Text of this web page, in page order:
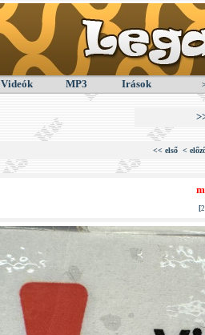
Videók MP3 Irások
<< első <
[